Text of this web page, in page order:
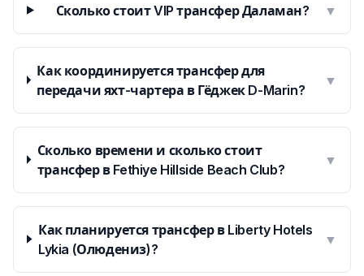
Сколько стоит VIP трансфер Даламан? ▼
Как координируется трансфер для
передачи яхт-чартера в Гёджек D-Marin?
▼
Сколько времени и сколько стоит
трансфер в Fethiye Hillside Beach Club?
▼
Как планируется трансфер в Liberty Hotels
Lykia (Олюдениз)?
▼